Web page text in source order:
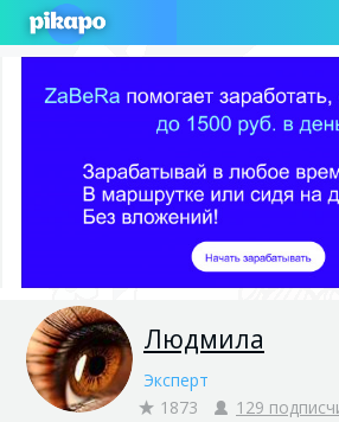
Людмила
Эксперт
1873
129